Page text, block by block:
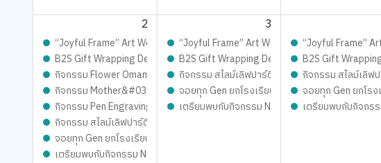
2 3
“Joyful Frame” Art Workshop ดีไซน์เฟรมการ์ด ชิ้นเดียวในโลก เติมเต็มความสนุ
“Joyful Frame” Art Workshop ดีไซน์เฟรมการ์ด
“Joyful Frame”
B2S Gift Wrapping Design contest 2026 LIVE Playfull: ส่งมอบความสุข สนุกจ
B2S Gift Wrapping Design contest 2026
B2S Gift
กิจกรรม Flower Omamori Craft – ทำเครื่องรางแทนใจกิจกรรม สไลม์เลิฟปาร์ตี้ ปั้นสนุกสุดมุ้งมิ้ง - Magical
กิจกรรม สไลม์เลิฟ
กิจกรรม Mother&#039;s Day Slime – ทำสไลม์วันแม่
จอยทุก Gen ยกโรงเรียน จอยทุก Gen ยกโรง
กิจกรรม Pen Engraving – แกะสลักปากกาในแบบคุณเตรียมพบกับกิจกรรม New Trainer Journey On
เตรียมพบกับกิจกรร
กิจกรรม สไลม์เลิฟปาร์ตี้ ปั้นสนุกสุดมุ้งมิ้ง - Magical SLIME LOVE PARTY By
จอยทุก Gen ยกโรงเรียน
เตรียมพบกับกิจกรรม New Trainer Journey On Tour !!